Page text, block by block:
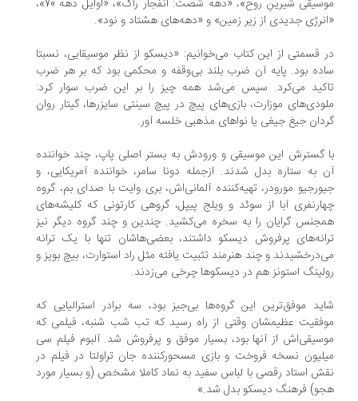
موسیقی شیرینِ روح»، «دهه شصت: انفجار راک»، «اوایل دهه 70»،
«انرژی جدیدی از زیر زمین» و «دهه‌های هشتاد و نود».
در قسمتی از این کتاب می‌خوانیم: «دیسکو از نظر موسیقایی، نسبتا
ساده بود. پایه آن ضرب بلند بی‌وقفه و محکمی بود که بر هر ضرب
تاکید می‌کرد. سپس می‌شد همه چیز را بر این ضرب سوار کرد:
ملودی‌های موزارت، بازی‌های پیچ در پیچ سینتی سایزرها، گیتار روان
گردان جیغ جیغی یا نواهای مذهبی خلسه آور.
با گسترش این موسیقی و ورودش به بستر اصلی پاپ، چند خواننده
آن به ستاره بدل شدند. ازجمله دونا سامر، خواننده آمریکایی، و
جیورجیو مورودر، تهیه‌کننده آلمانی‌اش، بری وایت با صدای بم، گروه
چهارنفری آبا از سوئد و ویلج پیپل، گروهی کارتونی که کلیشه‌های
همجنس گرایان را به سخره می‌کشید. چندین و چند گروه دیگر نیز
ترانه‌های پرفروش دیسکو داشتند، بعضی‌هاشان تنها با یک ترانه
می‌درخشیدند و چند هنرمند تثبیت یافته مثل راد استوارت، بیچ بویز و
رولینگ استونز هم در دیسکوها چرخی می‌زدند.
شاید موفق‌ترین این گروه‌ها بی‌جیز بود، سه برادر استرالیایی که
موفقیت عظیمشان وقتی از راه رسید که تب شب شنبه، فیلمی که
موسیقی‌اش از آنها بود، بسیار موفق و پرفروش شد. آلبوم فیلم سی
میلیون نسخه فروخت و بازی مسحورکننده جان تراولتا در فیلم در
نقش استاد رقصی با لباس سفید به نماد کاملا مشخص (و بسیار مورد
هجو) فرهنگ دیسکو بدل شد.»